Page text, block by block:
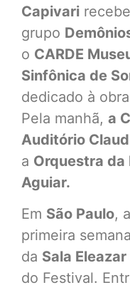
Capivari
grupo
o CARDE
Sinfônica de
dedicado à
Pela manhã, a
Auditório
a Orquestra da
Aguiar.
Em São Paulo,
primeira
da Sala
do Festival.